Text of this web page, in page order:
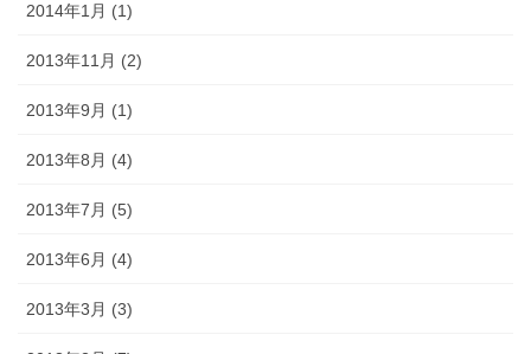
2014年1月 (1)
2013年11月 (2)
2013年9月 (1)
2013年8月 (4)
2013年7月 (5)
2013年6月 (4)
2013年3月 (3)